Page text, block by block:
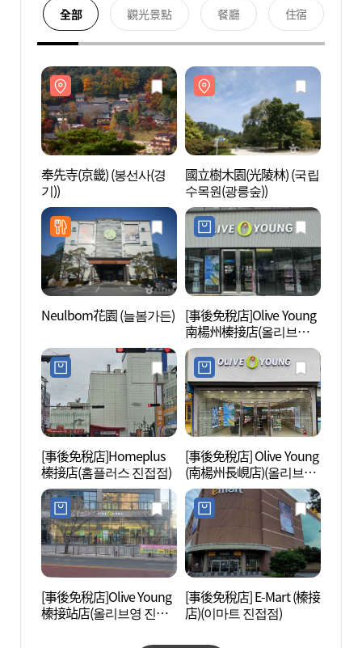
全部 觀光景點 餐廳 住宿
奉先寺(京畿) (봉선사(경
기))
國立樹木園(光陵林) (국립
수목원(광릉숲))
Neulbom花園 (늘봄가든) [事後免稅店]Olive Young
南楊州榛接店(올리브영
남양주진접점)
[事後免稅店]Homeplus
榛接店(홈플러스 진접점)
[事後免稅店] Olive Young
(南楊州長峴店)(올리브영
남양주장현점)
[事後免稅店]Olive Young
榛接站店(올리브영 진접
[事後免稅店] E-Mart (榛接
店)(이마트 진접점)